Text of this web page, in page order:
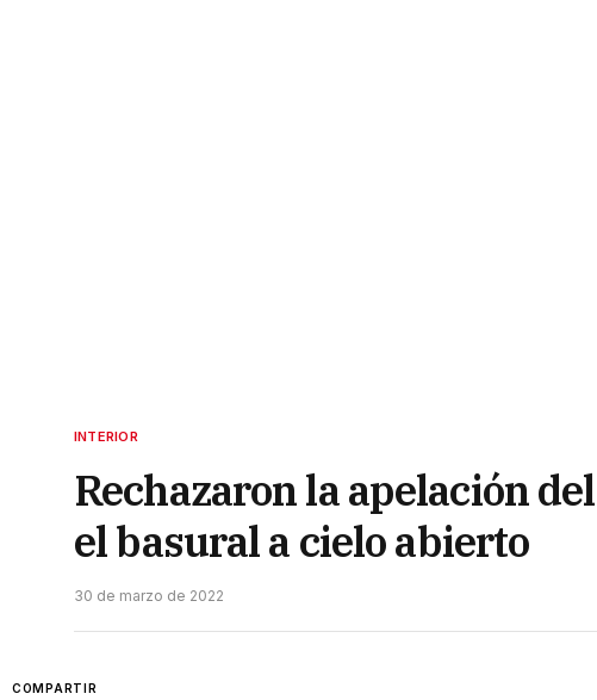
INTERIOR
Rechazaron la apelación
el basural a cielo abierto
30 de marzo de 2022
COMPARTIR